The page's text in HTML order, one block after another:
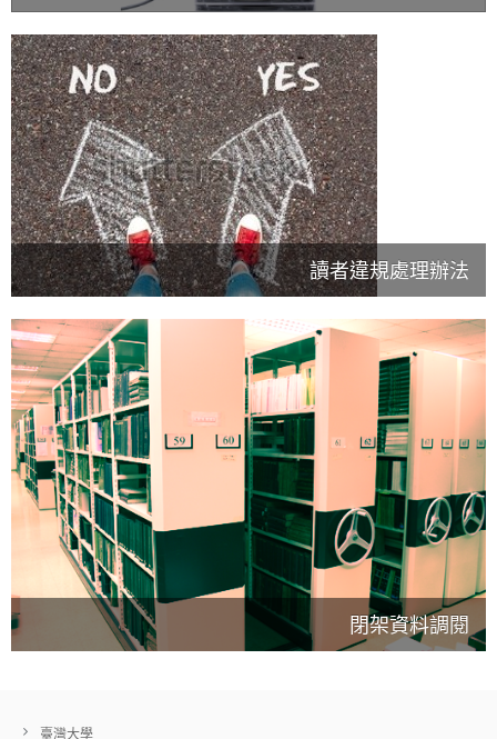
讀者違規處理辦法
閉架資料調閱
臺灣大學